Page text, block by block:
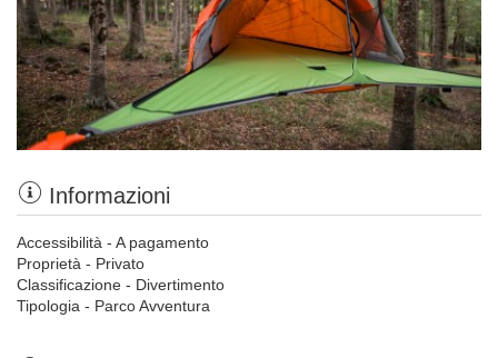
Informazioni
Accessibilità - A pagamento
Proprietà - Privato
Classificazione - Divertimento
Tipologia - Parco Avventura